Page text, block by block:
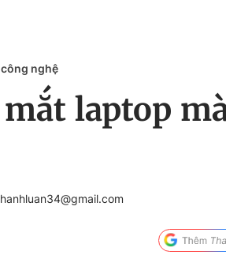
nghệ
laptop